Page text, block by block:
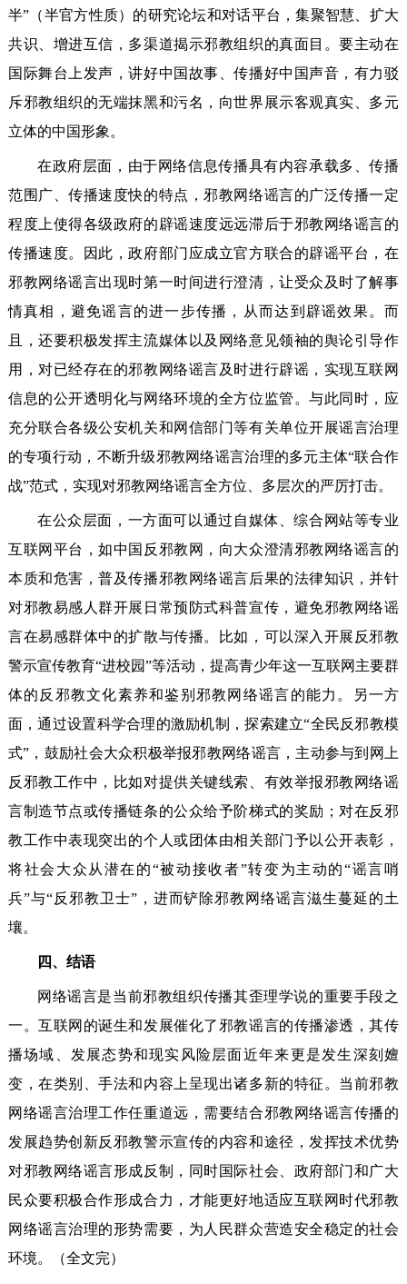
半”（半官方性质）的研究论坛和对话平台，集聚智慧、扩大
共识、增进互信，多渠道揭示邪教组织的真面目。要主动在
国际舞台上发声，讲好中国故事、传播好中国声音，有力驳
斥邪教组织的无端抹黑和污名，向世界展示客观真实、多元
立体的中国形象。
在政府层面，由于网络信息传播具有内容承载多、传播
范围广、传播速度快的特点，邪教网络谣言的广泛传播一定
程度上使得各级政府的辟谣速度远远滞后于邪教网络谣言的
传播速度。因此，政府部门应成立官方联合的辟谣平台，在
邪教网络谣言出现时第一时间进行澄清，让受众及时了解事
情真相，避免谣言的进一步传播，从而达到辟谣效果。而
且，还要积极发挥主流媒体以及网络意见领袖的舆论引导作
用，对已经存在的邪教网络谣言及时进行辟谣，实现互联网
信息的公开透明化与网络环境的全方位监管。与此同时，应
充分联合各级公安机关和网信部门等有关单位开展谣言治理
的专项行动，不断升级邪教网络谣言治理的多元主体“联合作
战”范式，实现对邪教网络谣言全方位、多层次的严厉打击。
在公众层面，一方面可以通过自媒体、综合网站等专业
互联网平台，如中国反邪教网，向大众澄清邪教网络谣言的
本质和危害，普及传播邪教网络谣言后果的法律知识，并针
对邪教易感人群开展日常预防式科普宣传，避免邪教网络谣
言在易感群体中的扩散与传播。比如，可以深入开展反邪教
警示宣传教育“进校园”等活动，提高青少年这一互联网主要群
体的反邪教文化素养和鉴别邪教网络谣言的能力。另一方
面，通过设置科学合理的激励机制，探索建立“全民反邪教模
式”，鼓励社会大众积极举报邪教网络谣言，主动参与到网上
反邪教工作中，比如对提供关键线索、有效举报邪教网络谣
言制造节点或传播链条的公众给予阶梯式的奖励；对在反邪
教工作中表现突出的个人或团体由相关部门予以公开表彰，
将社会大众从潜在的“被动接收者”转变为主动的“谣言哨
兵”与“反邪教卫士”，进而铲除邪教网络谣言滋生蔓延的土
壤。
四、结语
网络谣言是当前邪教组织传播其歪理学说的重要手段之
一。互联网的诞生和发展催化了邪教谣言的传播渗透，其传
播场域、发展态势和现实风险层面近年来更是发生深刻嬗
变，在类别、手法和内容上呈现出诸多新的特征。当前邪教
网络谣言治理工作任重道远，需要结合邪教网络谣言传播的
发展趋势创新反邪教警示宣传的内容和途径，发挥技术优势
对邪教网络谣言形成反制，同时国际社会、政府部门和广大
民众要积极合作形成合力，才能更好地适应互联网时代邪教
网络谣言治理的形势需要，为人民群众营造安全稳定的社会
环境。（全文完）